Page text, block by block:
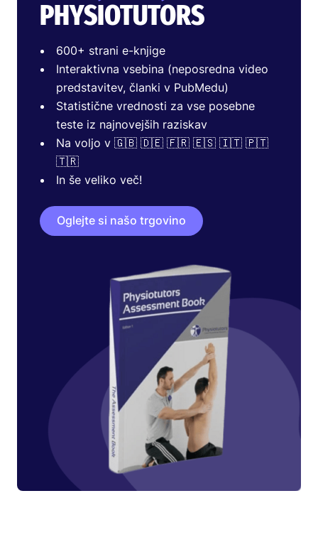
PHYSIOTUTORS
600+ strani e-knjige
Interaktivna vsebina (neposredna video
predstavitev, članki v PubMedu)
Statistične vrednosti za vse posebne
teste iz najnovejših raziskav
Na voljo v 🇬🇧 🇩🇪 🇫🇷 🇪🇸 🇮🇹 🇵🇹
🇹🇷
In še veliko več!
Oglejte si našo trgovino